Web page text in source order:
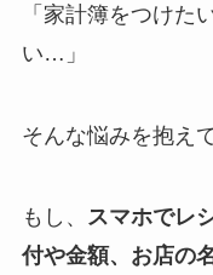
「家計簿をつけた
い…」
そんな悩みを抱え
もし、 スマホでレ
付や金額、お店の